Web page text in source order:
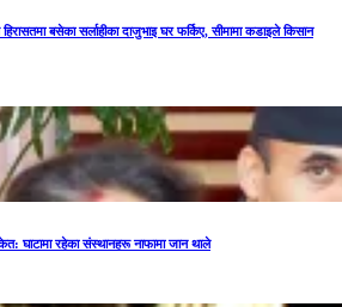
बसेका सर्लाहीका दाजुभाइ घर फर्किए, सीमामा कडाइले किसान
घाटामा रहेका संस्थानहरू नाफामा जान थाले